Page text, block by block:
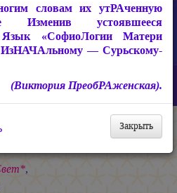
Матери Мира
Явление Свабада Духа
Духа
,
словам их утРАченную
Изменив устоявшееся
Язык «СофиоЛогии Матери
— Сурьскому-
(Виктория ПреобРАженская).
Закрыть